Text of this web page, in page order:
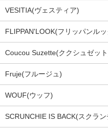
VESITIA(ヴェスティア)
FLIPPAN'LOOK(フリッパンル
Coucou Suzette(ククシュゼッ
Fruje(フルージュ)
WOUF(ウッフ)
SCRUNCHIE IS BACK(スクラ